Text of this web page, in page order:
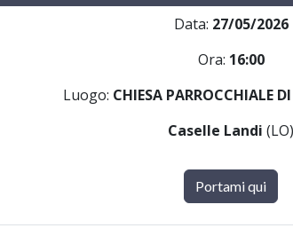
Data: 27/05/2026
Ora: 16:00
Luogo: CHIESA PARROCCHIALE
Caselle Landi (LO)
Portami qui